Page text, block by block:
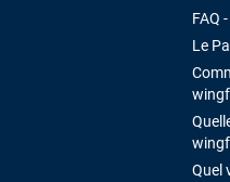
FAQ
Le
Quel